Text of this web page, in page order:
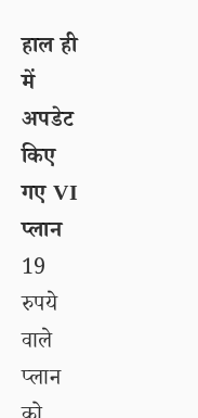
हाल ही
में
अपडेट
किए
गए VI
प्लान
19
रुपये
वाले
प्लान